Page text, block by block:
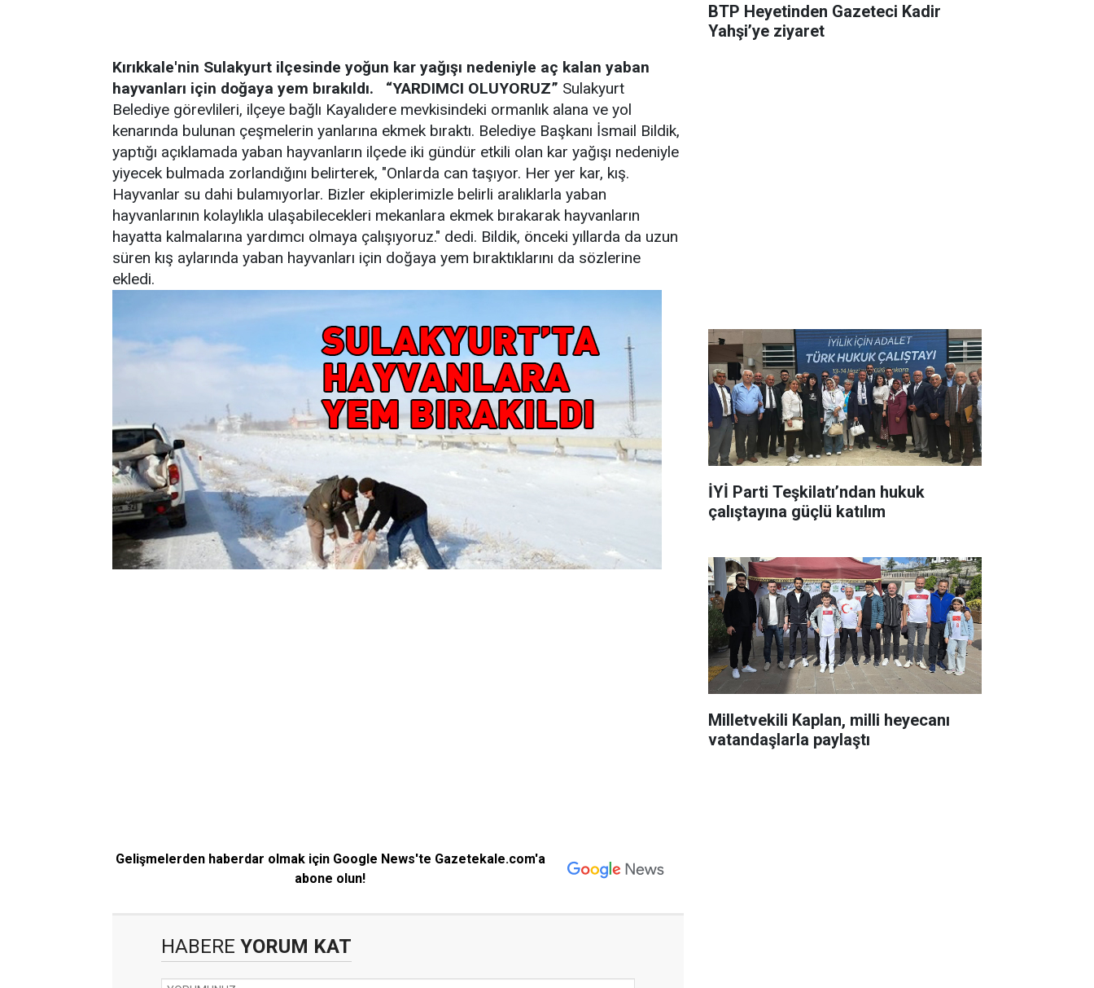
Kırıkkale'nin Sulakyurt ilçesinde yoğun kar yağışı nedeniyle aç kalan yaban
hayvanları için doğaya yem bırakıldı.
“YARDIMCI OLUYORUZ” Sulakyurt
Belediye görevlileri, ilçeye bağlı Kayalıdere mevkisindeki ormanlık alana ve yol
kenarında bulunan çeşmelerin yanlarına ekmek bıraktı. Belediye Başkanı İsmail Bildik,
yaptığı açıklamada yaban hayvanların ilçede iki gündür etkili olan kar yağışı nedeniyle
yiyecek bulmada zorlandığını belirterek, "Onlarda can taşıyor. Her yer kar, kış.
Hayvanlar su dahi bulamıyorlar. Bizler ekiplerimizle belirli aralıklarla yaban
hayvanlarının kolaylıkla ulaşabilecekleri mekanlara ekmek bırakarak hayvanların
hayatta kalmalarına yardımcı olmaya çalışıyoruz." dedi. Bildik, önceki yıllarda da uzun
süren kış aylarında yaban hayvanları için doğaya yem bıraktıklarını da sözlerine
ekledi.
Gelişmelerden haberdar olmak için Google News'te Gazetekale.com'a
abone olun!
HABERE YORUM KAT
BTP Heyetinden Gazeteci Kadir
Yahşi’ye ziyaret
İYİ Parti Teşkilatı’ndan hukuk
çalıştayına güçlü katılım
Milletvekili Kaplan, milli heyecanı
vatandaşlarla paylaştı